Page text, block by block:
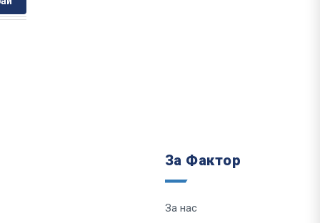
За Фактор
За нас